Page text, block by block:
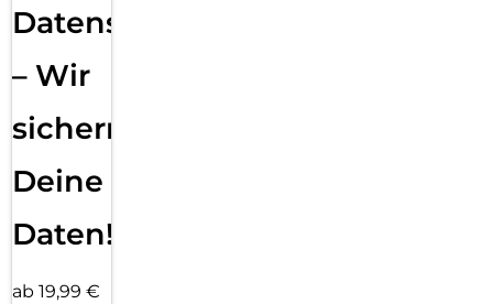
Datensicherung
– Wir
sichern
Deine
Daten!
ab 19,99 €